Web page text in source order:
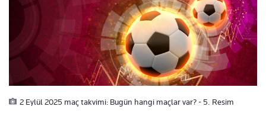
2 Eylül 2025 maç takvimi: Bugün hangi maçlar var? - 5. Resim